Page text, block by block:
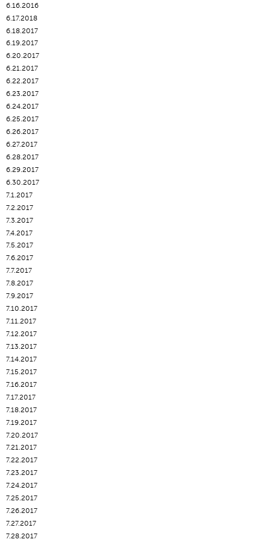
6.16.2016
6.17.2018
6.18.2017
6.19.2017
6.20.2017
6.21.2017
6.22.2017
6.23.2017
6.24.2017
6.25.2017
6.26.2017
6.27.2017
6.28.2017
6.29.2017
6.30.2017
7.1.2017
7.2.2017
7.3.2017
7.4.2017
7.5.2017
7.6.2017
7.7.2017
7.8.2017
7.9.2017
7.10.2017
7.11.2017
7.12.2017
7.13.2017
7.14.2017
7.15.2017
7.16.2017
7.17.2017
7.18.2017
7.19.2017
7.20.2017
7.21.2017
7.22.2017
7.23.2017
7.24.2017
7.25.2017
7.26.2017
7.27.2017
7.28.2017